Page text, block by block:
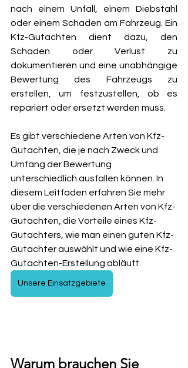
nach einem Unfall, einem Diebstahl
oder einem Schaden am Fahrzeug. Ein
Kfz-Gutachten dient dazu, den
Schaden oder Verlust zu
dokumentieren und eine unabhängige
Bewertung des Fahrzeugs zu
erstellen, um festzustellen, ob es
repariert oder ersetzt werden muss.
Es gibt verschiedene Arten von Kfz-
Gutachten, die je nach Zweck und
Umfang der Bewertung
unterschiedlich ausfallen können. In
diesem Leitfaden erfahren Sie mehr
über die verschiedenen Arten von Kfz-
Gutachten, die Vorteile eines Kfz-
Gutachters, wie man einen guten Kfz-
Gutachter auswählt und wie eine Kfz-
Gutachten-Erstellung abläuft.
Unsere Einsatzgebiete
Warum brauchen Sie